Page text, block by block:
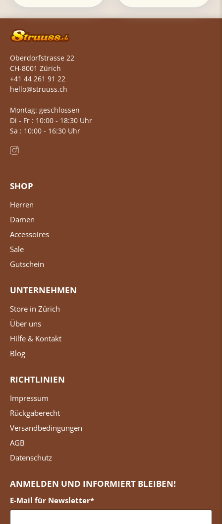
Oberdorfstrasse 22
CH-8001 Zürich
+41 44 261 91 22
hello@struuss.ch
Montag: geschlossen
Di - Fr : 10:00 - 18:30 Uhr
Sa : 10:00 - 16:30 Uhr
SHOP
Herren
Damen
Accessoires
Sale
Gutschein
UNTERNEHMEN
Store in Zürich
Über uns
Hilfe & Kontakt
Blog
RICHTLINIEN
Impressum
Rückgaberecht
Versandbedingungen
AGB
Datenschutz
ANMELDEN UND INFORMIERT BLEIBEN!
E-Mail für Newsletter*